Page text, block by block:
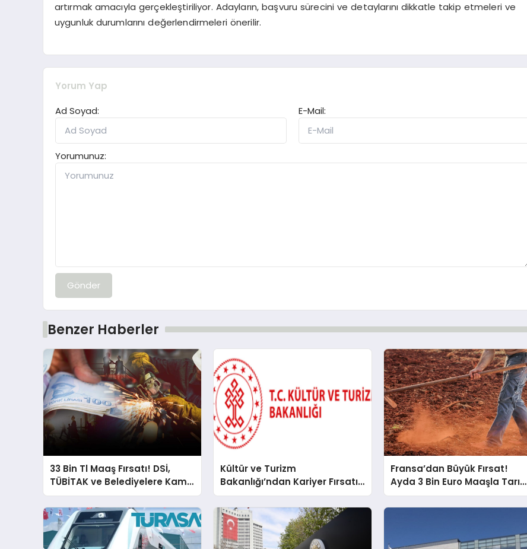
artırmak amacıyla gerçekleştiriliyor. Adayların, başvuru sürecini ve detaylarını dikkatle takip etmeleri ve
uygunluk durumlarını değerlendirmeleri önerilir.
Yorum Yap
Ad Soyad:
E-Mail:
Yorumunuz:
Gönder
Benzer Haberler
33 Bin Tl Maaş Fırsatı! DSİ,
TÜBİTAK ve Belediyelere Kamu
İşçisi Alımı Yapılıyor
Kültür ve Turizm
Bakanlığı’ndan Kariyer Fırsatı!
19 Sürekli İşçi Pozisyonu İçin
Başvurular Açıldı!
Fransa’dan Büyük Fırsat!
Ayda 3 Bin Euro Maaşla Tarım
İşçisi Alınacak